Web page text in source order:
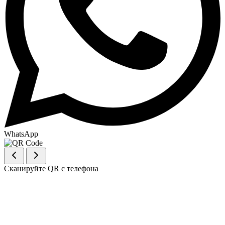
WhatsApp
Сканируйте QR с телефона